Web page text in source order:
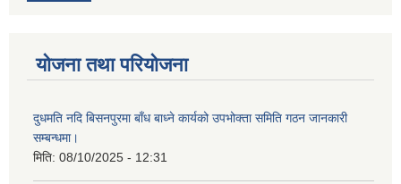
योजना तथा परियोजना
दुधमति नदि बिसनपुरमा बाँध बाध्ने कार्यको उपभोक्ता समिति गठन जानकारी
सम्बन्धमा।
मिति: 08/10/2025 - 12:31